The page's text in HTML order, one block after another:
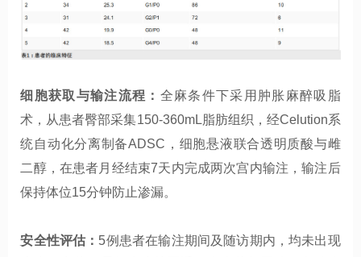
细胞获取与输注流程： 全麻条件下采用肿胀麻醉吸脂
术，从患者臀部采集150-360mL脂肪组织，经Celution系
统自动化分离制备ADSC，细胞悬液联合透明质酸与雌
二醇，在患者月经结束7天内完成两次宫内输注，输注后
保持体位15分钟防止渗漏。
安全性评估： 5例患者在输注期间及随访期内，均未出现